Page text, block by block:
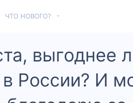
ЧТО НОВОГО?
выгоднее
России? И